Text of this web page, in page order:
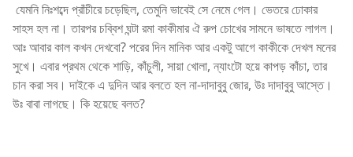
যেমনি নিঃশব্দে প্রাঁচীরে চড়েছিল, তেমুনি ভাবেই সে নেমে গেল। ভেতরে ঢোকার
সাহস হল না। তারপর চব্বিশ ঘন্টা রমা কাকীমার ঐ রুপ চোখের সামনে ভাষতে লাগল।
আঃ আবার কাল কখন দেখবো? পরের দিন মানিক আর একটু আগে কাকীকে দেখল মনের
সুখে। এবার প্রথম থেকে শাড়ি, কাঁচুলী, সায়া খোলা, ন্যাংটো হয়ে কাপড় কাঁচা, তার
চান করা সব। দাইকে এ দুদিন আর বলতে হল না-দাদাবুবু জোর, উঃ দাদাবুবু আস্তে।
উঃ বাবা লাগছে। কি হয়েছে বলত?